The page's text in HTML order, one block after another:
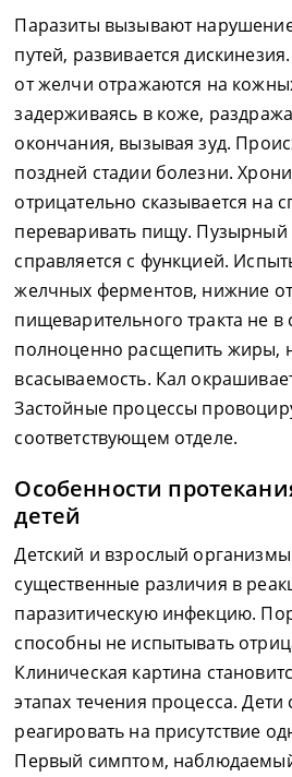
Паразиты вызывают
путей, развивается
от желчи отражаются на
задерживаясь в коже,
окончания, вызывая зуд.
поздней стадии болезни.
отрицательно сказывается на
переваривать пищу. Пузырный
справляется с функцией.
желчных ферментов, нижние
пищеварительного тракта не в
полноценно расщепить жиры,
всасываемость. Кал
Застойные процессы
соответствующем отделе.
Особенности
детей
Детский и взрослый
существенные различия в
паразитическую инфекцию.
способны не испытывать
Клиническая картина
этапах течения процесса. Дети
реагировать на присутствие
Первый симптом,